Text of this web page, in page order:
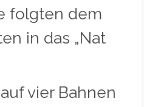
folgten dem
in das „Nat
vier Bahnen